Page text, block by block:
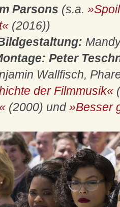
Parsons (s.a.
(2016))
Peter
Wallfisch,
der Filmmusik«
(2000) und»Besser